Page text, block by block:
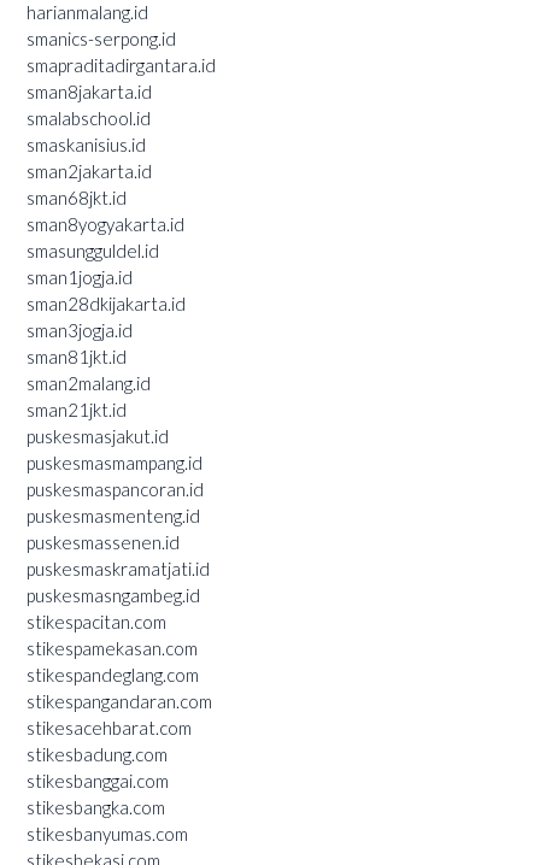
harianmalang.id
smanics-serpong.id
smapraditadirgantara.id
sman8jakarta.id
smalabschool.id
smaskanisius.id
sman2jakarta.id
sman68jkt.id
sman8yogyakarta.id
smasungguldel.id
sman1jogja.id
sman28dkijakarta.id
sman3jogja.id
sman81jkt.id
sman2malang.id
sman21jkt.id
puskesmasjakut.id
puskesmasmampang.id
puskesmaspancoran.id
puskesmasmenteng.id
puskesmassenen.id
puskesmaskramatjati.id
puskesmasngambeg.id
stikespacitan.com
stikespamekasan.com
stikespandeglang.com
stikespangandaran.com
stikesacehbarat.com
stikesbadung.com
stikesbanggai.com
stikesbangka.com
stikesbanyumas.com
stikesbekasi.com